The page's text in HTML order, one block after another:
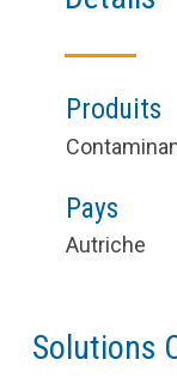
Produits
Pays
Autriche
Solutions